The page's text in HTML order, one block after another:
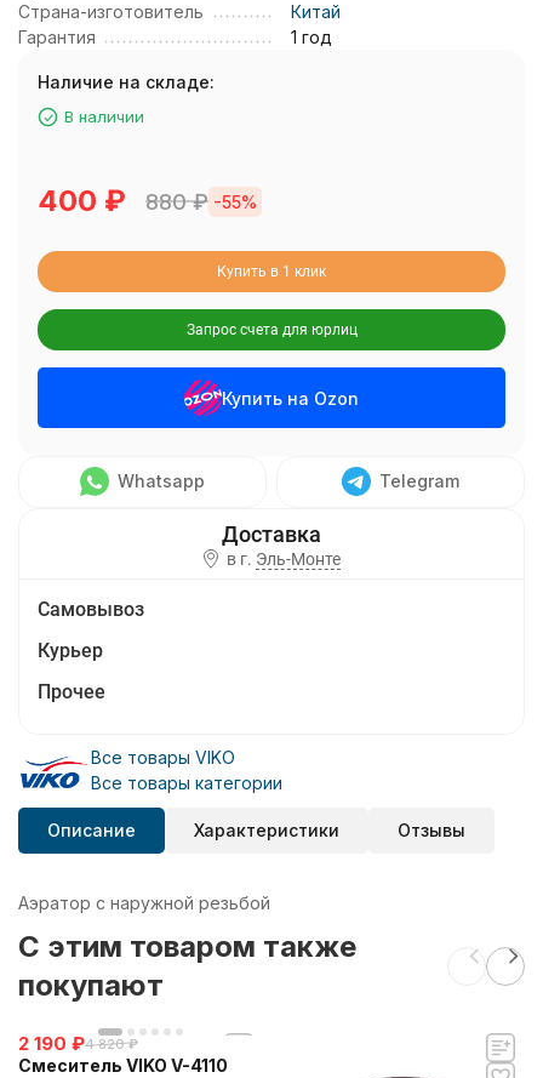
Страна-изготовитель
Китай
Гарантия
1 год
Наличие на складе:
В наличии
400 ₽ 880₽ -55%
Купить в 1 клик
Запрос счета для юрлиц
Купить на Ozon
Whatsapp Telegram
в г. Эль-Монте
Самовывоз
Курьер
Прочее
Все товары VIKO
Все товары категории
Описание Характеристики Отзывы
Аэратор с наружной резьбой
C этим товаром также
покупают
2 190 ₽4 820 ₽
Смеситель VIKO V-4110